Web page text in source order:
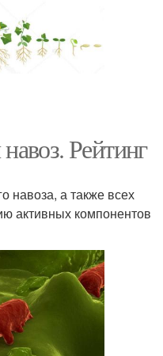
Рейтинг
навоза, а также всех
активных компонентов